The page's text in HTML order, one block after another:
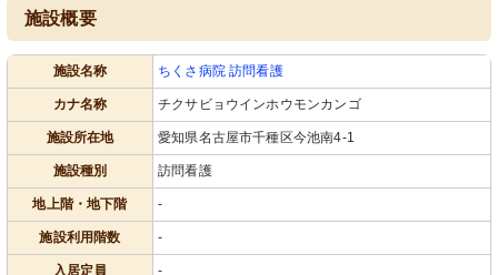
施設概要
施設名称 ちくさ病院 訪問看護
カナ名称 チクサビョウインホウモンカンゴ
施設所在地 愛知県名古屋市千種区今池南4-1
施設種別 訪問看護
地上階・地下階 -
施設利用階数 -
入居定員 -